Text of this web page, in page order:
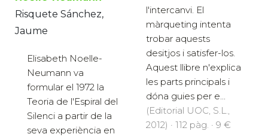
Risquete Sánchez,
Jaume
Elisabeth Noelle-
Neumann va
formular el 1972 la
Teoria de l'Espiral del
Silenci a partir de la
seva experiència en
l'intercanvi. El
màrqueting intenta
trobar aquests
desitjos i satisfer-los.
Aquest llibre n'explica
les parts principals i
dóna guies per e...
(Editorial UOC, S.L.,
2012) · 112 pàg. · 9 €